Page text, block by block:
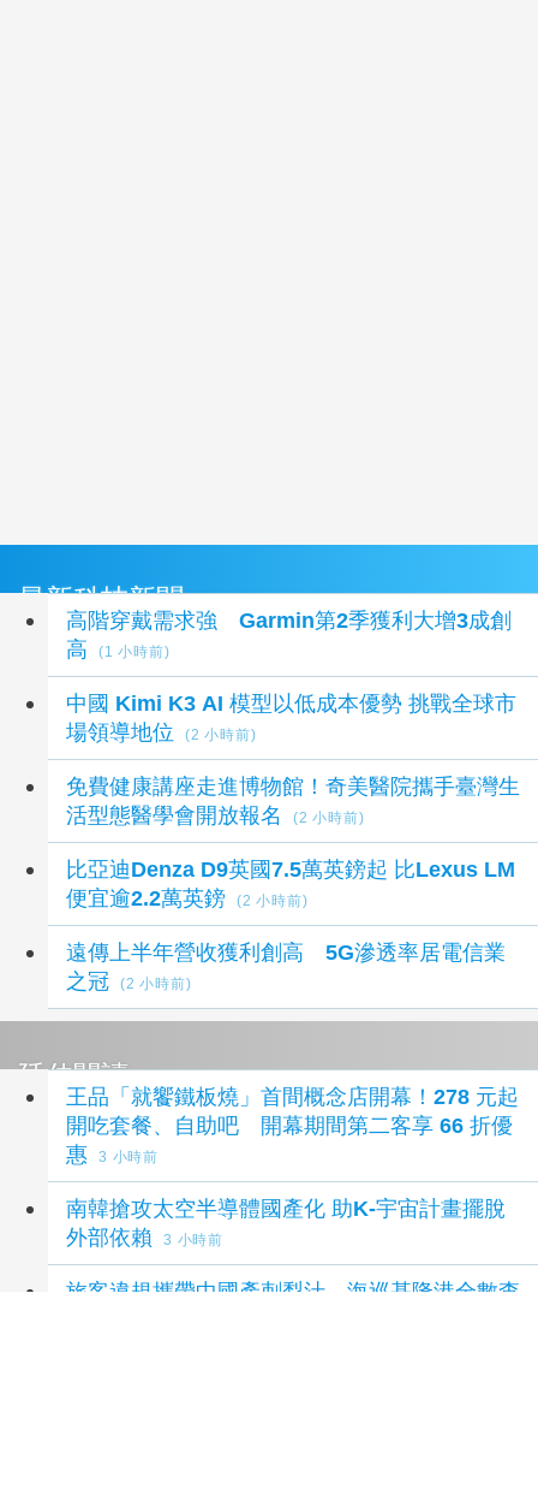
最新科技新聞
高階穿戴需求強 Garmin第2季獲利大增3成創
高
(1 小時前)
中國 Kimi K3 AI 模型以低成本優勢 挑戰全球市
場領導地位
(2 小時前)
免費健康講座走進博物館！奇美醫院攜手臺灣生
活型態醫學會開放報名
(2 小時前)
比亞迪Denza D9英國7.5萬英鎊起 比Lexus LM
便宜逾2.2萬英鎊
(2 小時前)
遠傳上半年營收獲利創高 5G滲透率居電信業
之冠
(2 小時前)
延伸閱讀
王品「就饗鐵板燒」首間概念店開幕！278 元起
開吃套餐、自助吧 開幕期間第二客享 66 折優
惠
3 小時前
南韓搶攻太空半導體國產化 助K-宇宙計畫擺脫
外部依賴
3 小時前
旅客違規攜帶中國產刺梨汁 海巡基隆港全數查